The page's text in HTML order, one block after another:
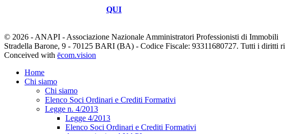
QUI
© 2026 - ANAPI - Associazione Nazionale Amministratori Professionisti di Immobili
Stradella Barone, 9 - 70125 BARI (BA) - Codice Fiscale: 93311680727. Tutti i diritti
Conceived with ēcom.vision
Home
Chi siamo
Chi siamo
Elenco Soci Ordinari e Crediti Formativi
Legge n. 4/2013
Legge 4/2013
Elenco Soci Ordinari e Crediti Formativi